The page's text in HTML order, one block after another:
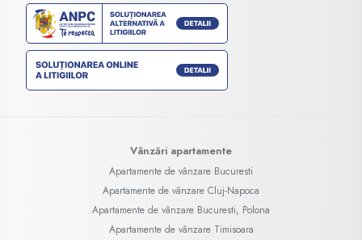
Vânzări apartamente
Apartamente de vânzare Bucuresti
Apartamente de vânzare Cluj-Napoca
Apartamente de vânzare Bucuresti, Polona
Apartamente de vânzare Timisoara